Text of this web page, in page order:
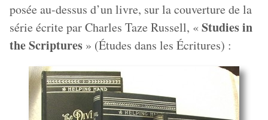
posée au-dessus d’un livre, sur la couverture de la
série écrite par Charles Taze Russell, «Studies in
the Scriptures » (Études dans les Écritures) :